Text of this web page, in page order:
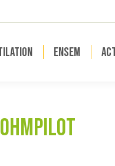
ENSEM